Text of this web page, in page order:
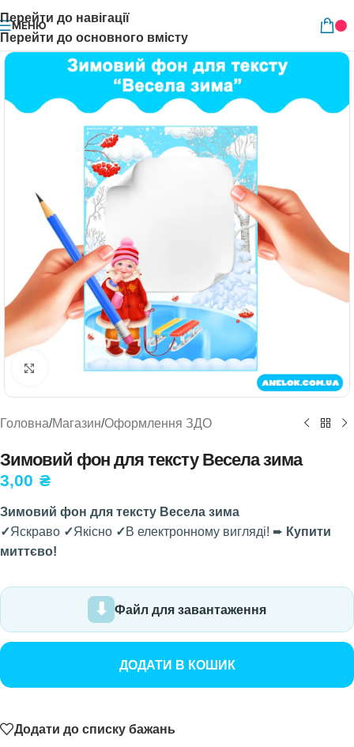
Перейти до навігації
Перейти до основного вмісту
МЕНЮ
Натисніть, щоб збільшити
Головна/Магазин/Оформлення ЗДО
Зимовий фон для тексту Весела зима
3,00 ₴
Зимовий фон для тексту Весела зима
✓Яскраво ✓Якісно ✓В електронному вигляді! ➨ Купити
миттєво!
Файл для завантаження
ДОДАТИ В КОШИК
Додати до списку бажань